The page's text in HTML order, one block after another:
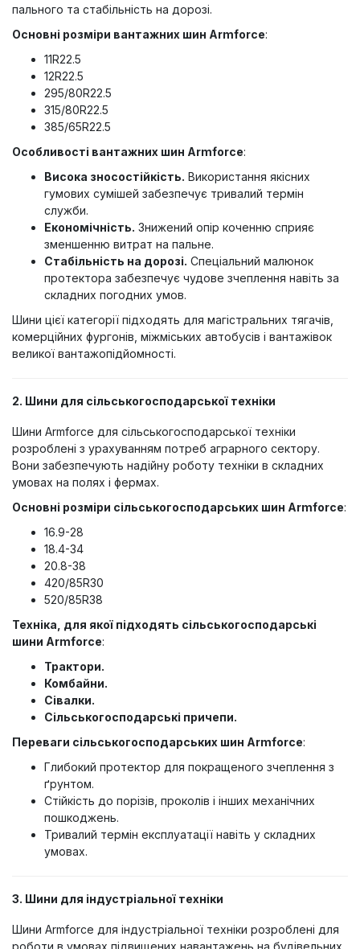
пального та стабільність на дорозі.
Основні розміри вантажних шин Armforce:
11R22.5
12R22.5
295/80R22.5
315/80R22.5
385/65R22.5
Особливості вантажних шин Armforce:
Висока зносостійкість. Використання якісних
гумових сумішей забезпечує тривалий термін
служби.
Економічність. Знижений опір коченню сприяє
зменшенню витрат на пальне.
Стабільність на дорозі. Спеціальний малюнок
протектора забезпечує чудове зчеплення навіть за
складних погодних умов.
Шини цієї категорії підходять для магістральних тягачів,
комерційних фургонів, міжміських автобусів і вантажівок
великої вантажопідйомності.
2. Шини для сільськогосподарської техніки
Шини Armforce для сільськогосподарської техніки
розроблені з урахуванням потреб аграрного сектору.
Вони забезпечують надійну роботу техніки в складних
умовах на полях і фермах.
Основні розміри сільськогосподарських шин Armforce:
16.9-28
18.4-34
20.8-38
420/85R30
520/85R38
Техніка, для якої підходять сільськогосподарські
шини Armforce:
Трактори.
Комбайни.
Сівалки.
Сільськогосподарські причепи.
Переваги сільськогосподарських шин Armforce:
Глибокий протектор для покращеного зчеплення з
ґрунтом.
Стійкість до порізів, проколів і інших механічних
пошкоджень.
Тривалий термін експлуатації навіть у складних
умовах.
3. Шини для індустріальної техніки
Шини Armforce для індустріальної техніки розроблені для
роботи в умовах підвищених навантажень на будівельних